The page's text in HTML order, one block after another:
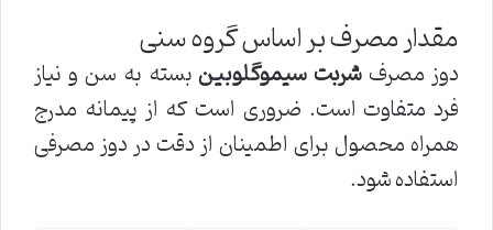
مقدار مصرف بر اساس گروه سنی
دوز مصرفشربت سیموگلوبینبسته به سن و نیاز
فرد متفاوت است. ضروری است که از پیمانه مدرج
همراه محصول برای اطمینان از دقت در دوز مصرفی
استفاده شود.